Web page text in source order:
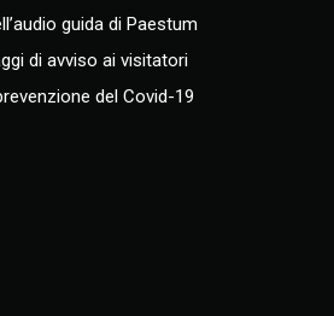
guida di Paestum
di avviso ai visitatori
del Covid-19